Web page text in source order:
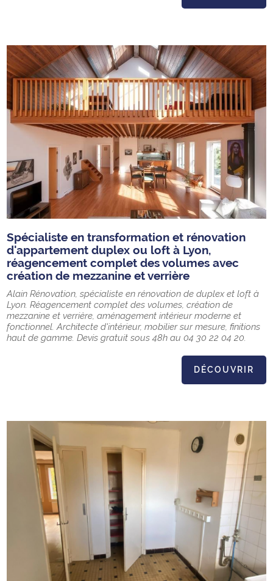
Spécialiste en transformation et rénovation
d'appartement duplex ou loft à Lyon,
réagencement complet des volumes avec
création de mezzanine et verrière
Alain Rénovation, spécialiste en rénovation de duplex et loft à
Lyon. Réagencement complet des volumes, création de
mezzanine et verrière, aménagement intérieur moderne et
fonctionnel. Architecte d'intérieur, mobilier sur mesure, finitions
haut de gamme. Devis gratuit sous 48h au 04 30 22 04 20.
DÉCOUVRIR